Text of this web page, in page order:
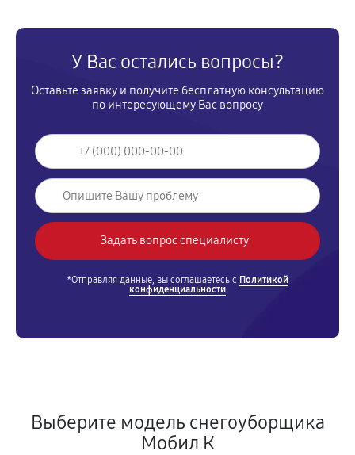
У Вас остались вопросы?
Оставьте заявку и получите бесплатную консультацию
по интересующему Вас вопросу
*Отправляя данные, вы соглашаетесь с Политикой
конфиденциальности
Выберите модель снегоуборщика
Мобил К